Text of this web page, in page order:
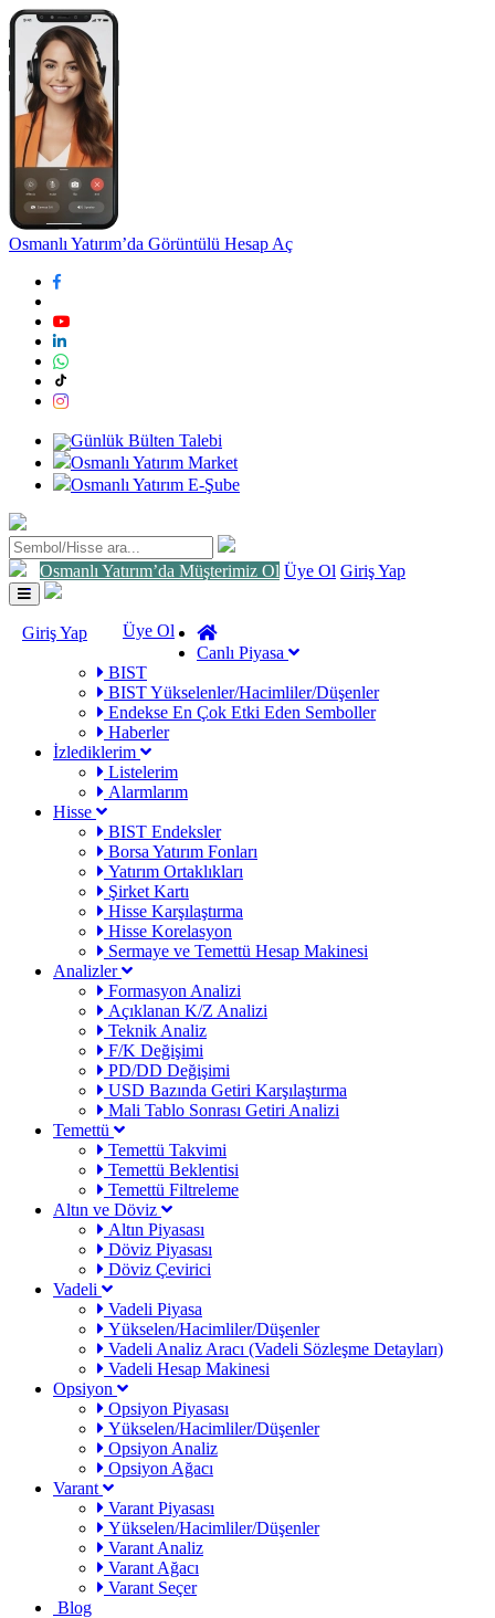
Osmanlı Yatırım’da Görüntülü Hesap Aç
Günlük Bülten Talebi
Osmanlı Yatırım Market
Osmanlı Yatırım E-Şube
Osmanlı Yatırım’da Müşterimiz Ol Üye Ol Giriş Yap
Toggle
navigation
Giriş Yap
Üye Ol
Canlı Piyasa
BIST
BIST Yükselenler/Hacimliler/Düşenler
Endekse En Çok Etki Eden Semboller
Haberler
İzlediklerim
Listelerim
Alarmlarım
Hisse
BIST Endeksler
Borsa Yatırım Fonları
Yatırım Ortaklıkları
Şirket Kartı
Hisse Karşılaştırma
Hisse Korelasyon
Sermaye ve Temettü Hesap Makinesi
Analizler
Formasyon Analizi
Açıklanan K/Z Analizi
Teknik Analiz
F/K Değişimi
PD/DD Değişimi
USD Bazında Getiri Karşılaştırma
Mali Tablo Sonrası Getiri Analizi
Temettü
Temettü Takvimi
Temettü Beklentisi
Temettü Filtreleme
Altın ve Döviz
Altın Piyasası
Döviz Piyasası
Döviz Çevirici
Vadeli
Vadeli Piyasa
Yükselen/Hacimliler/Düşenler
Vadeli Analiz Aracı (Vadeli Sözleşme Detayları)
Vadeli Hesap Makinesi
Opsiyon
Opsiyon Piyasası
Yükselen/Hacimliler/Düşenler
Opsiyon Analiz
Opsiyon Ağacı
Varant
Varant Piyasası
Yükselen/Hacimliler/Düşenler
Varant Analiz
Varant Ağacı
Varant Seçer
Blog